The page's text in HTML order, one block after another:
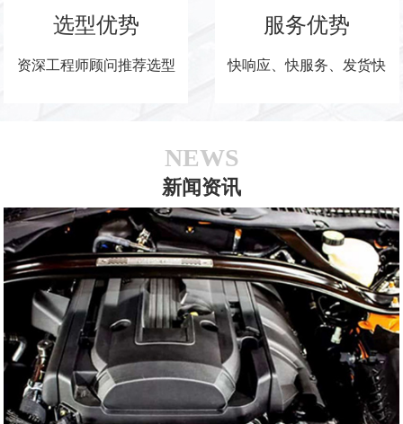
选型优势
资深工程师顾问推荐选型
服务优势
快响应、快服务、发货快
NEWS
新闻资讯